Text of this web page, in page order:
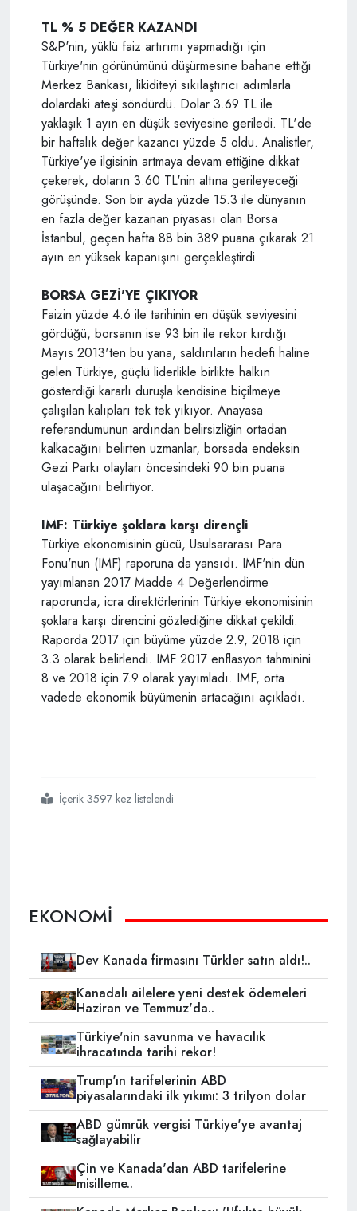
TL % 5 DEĞER KAZANDI
S&P'nin, yüklü faiz artırımı yapmadığı için
Türkiye'nin görünümünü düşürmesine bahane ettiği
Merkez Bankası, likiditeyi sıkılaştırıcı adımlarla
dolardaki ateşi söndürdü. Dolar 3.69 TL ile
yaklaşık 1 ayın en düşük seviyesine geriledi. TL'de
bir haftalık değer kazancı yüzde 5 oldu. Analistler,
Türkiye'ye ilgisinin artmaya devam ettiğine dikkat
çekerek, doların 3.60 TL'nin altına gerileyeceği
görüşünde. Son bir ayda yüzde 15.3 ile dünyanın
en fazla değer kazanan piyasası olan Borsa
İstanbul, geçen hafta 88 bin 389 puana çıkarak 21
ayın en yüksek kapanışını gerçekleştirdi.
BORSA GEZİ'YE ÇIKIYOR
Faizin yüzde 4.6 ile tarihinin en düşük seviyesini
gördüğü, borsanın ise 93 bin ile rekor kırdığı
Mayıs 2013'ten bu yana, saldırıların hedefi haline
gelen Türkiye, güçlü liderlikle birlikte halkın
gösterdiği kararlı duruşla kendisine biçilmeye
çalışılan kalıpları tek tek yıkıyor. Anayasa
referandumunun ardından belirsizliğin ortadan
kalkacağını belirten uzmanlar, borsada endeksin
Gezi Parkı olayları öncesindeki 90 bin puana
ulaşacağını belirtiyor.
IMF: Türkiye şoklara karşı dirençli
Türkiye ekonomisinin gücü, Usulsararası Para
Fonu'nun (IMF) raporuna da yansıdı. IMF'nin dün
yayımlanan 2017 Madde 4 Değerlendirme
raporunda, icra direktörlerinin Türkiye ekonomisinin
şoklara karşı direncini gözlediğine dikkat çekildi.
Raporda 2017 için büyüme yüzde 2.9, 2018 için
3.3 olarak belirlendi. IMF 2017 enflasyon tahminini
8 ve 2018 için 7.9 olarak yayımladı. IMF, orta
vadede ekonomik büyümenin artacağını açıkladı.
#borsa istanbul
#tl
#dolarİçerik 3597 kez listelendi
EKONOMİ
Dev Kanada firmasını Türkler satın aldı!..
Kanadalı ailelere yeni destek ödemeleri
Haziran ve Temmuz'da..
Türkiye'nin savunma ve havacılık
ihracatında tarihi rekor!
Trump'ın tarifelerinin ABD
piyasalarındaki ilk yıkımı: 3 trilyon dolar
ABD gümrük vergisi Türkiye'ye avantaj
sağlayabilir
Çin ve Kanada'dan ABD tarifelerine
misilleme..